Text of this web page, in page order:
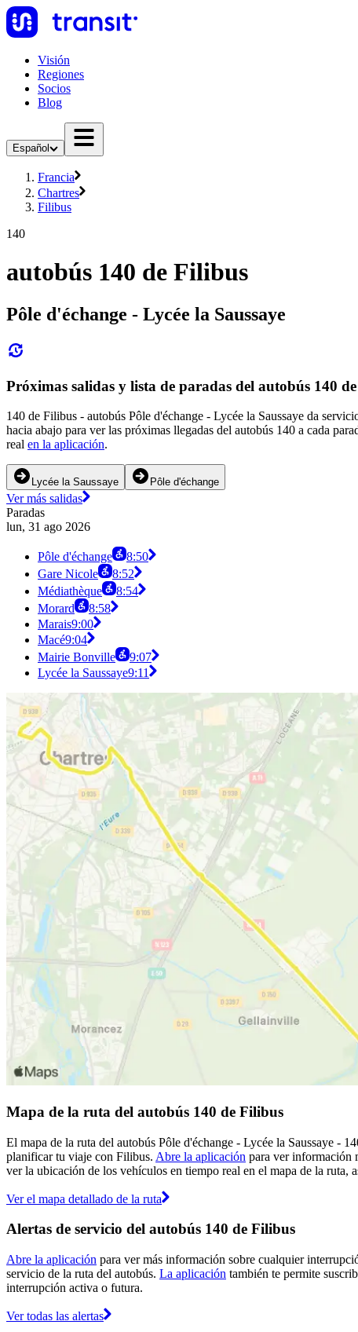
Visión
Regiones
Socios
Blog
Español
Francia
Chartres
Filibus
140
autobús 140 de Filibus
Pôle d'échange - Lycée la Saussaye
Próximas salidas y lista de paradas del autobús 140
140 de Filibus - autobús Pôle d'échange - Lycée la Saussaye da
hacia abajo para ver las próximas llegadas del autobús 140 a cada
real en la aplicación.
Lycée la Saussaye Pôle d'échange
Ver más salidas
Paradas
lun, 31 ago 2026
Pôle d'échange
8:50
Gare Nicole
8:52
Médiathèque
8:54
Morard
8:58
Marais9:00
Macé9:04
Mairie Bonville
9:07
Lycée la Saussaye9:11
Mapa de la ruta del autobús 140 de Filibus
El mapa de la ruta del autobús Pôle d'échange - Lycée la Saussaye -
planificar tu viaje con Filibus. Abre la aplicación para ver información
ver la ubicación de los vehículos en tiempo real en el mapa de la ruta,
Ver el mapa detallado de la ruta
Alertas de servicio del autobús 140 de Filibus
Abre la aplicación para ver más información sobre cualquier
servicio de la ruta del autobús. La aplicación también te permite
interrupción activa o futura.
Ver todas las alertas